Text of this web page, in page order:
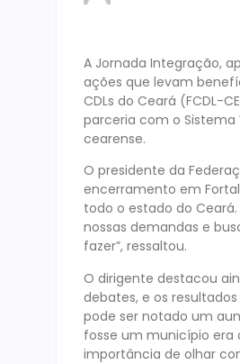
A Jornada Integração,
ações que levam
CDLs do Ceará (FCDL-
parceria com o Sistema
cearense.
O presidente da
encerramento em
todo o estado do
nossas demandas e
fazer”, ressaltou.
O dirigente destacou
debates, e os
pode ser notado um
fosse um município era
importância de olhar